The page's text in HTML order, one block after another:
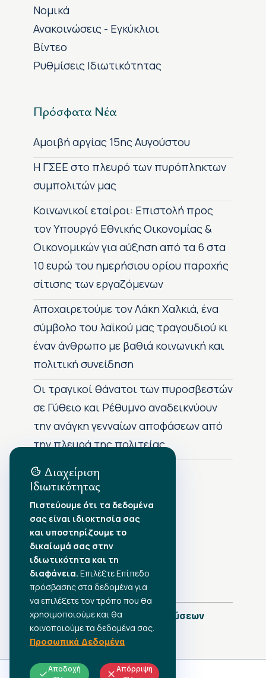
Νομικά
Ανακοινώσεις - Εγκύκλιοι
Βίντεο
Ρυθμίσεις Ιδιωτικότητας
Πρόσφατα Νέα
Αμοιβή αργίας 15ης Αυγούστου
H ΓΣΕΕ στο πλευρό των πυρόπληκτων
συμπολιτών μας
Κοινωνικοί εταίροι: Επιστολή προς
τον Υπουργό Εθνικής Οικονομίας &
Οικονομικών για αύξηση από τα 6 στα
10 ευρώ του ημερήσιου ορίου παροχής
σίτισης των εργαζόμενων
Αποχαιρετούμε τον Λάκη Χαλκιά, ένα
σύμβολο του λαϊκού μας τραγουδιού κι
έναν άνθρωπο με βαθιά κοινωνική και
πολιτική συνείδηση
Οι τραγικοί θάνατοι των πυροσβεστών
σε Γύθειο και Ρέθυμνο αναδεικνύουν
την ανάγκη γενναίων αποφάσεων από
την πλευρά της πολιτείας
Αρχείο Δημοσιεύσεων
•Αύγουστος 2026
•Ιούλιος 2026
•Ιούνιος 2026
•Μάιος 2026
•Απρίλιος 2026
•Μάρτιος 2026
Πλήρες Ημερολόγιο Δημοσιεύσεων
Διαχείριση
Ιδιωτικότητας
Πιστεύουμε ότι τα δεδομένα
σας είναι ιδιοκτησία σας
και υποστηρίζουμε το
δικαίωμά σας στην
ιδιωτικότητα και τη
διαφάνεια. Επιλέξτε Επίπεδο
πρόσβασης στα δεδομένα για
να επιλέξετε τον τρόπο που θα
χρησιμοποιούμε και θα
κοινοποιούμε τα δεδομένα σας.
Προσωπικά Δεδομένα
Αποδοχή
Απόρριψη